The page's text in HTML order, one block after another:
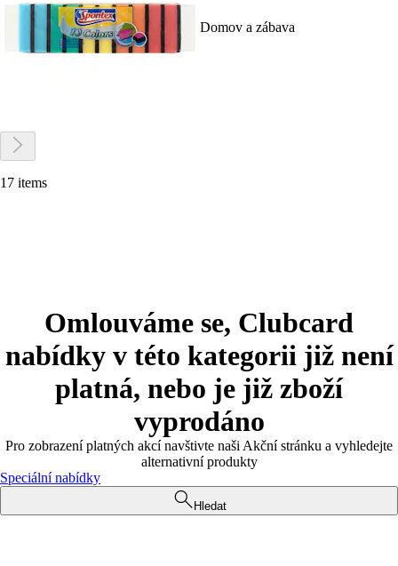
Domov a zábava
17 items
Omlouváme se, Clubcard
nabídky v této kategorii již není
platná, nebo je již zboží
vyprodáno
Pro zobrazení platných akcí navštivte naši Akční stránku a vyhledejte
alternativní produkty
Speciální nabídky
Hledat